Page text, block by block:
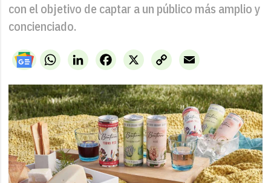
con el objetivo de captar a un público más amplio y
concienciado.
WhatsAppLinkedIn X
Facebook
Copy
Link
Email